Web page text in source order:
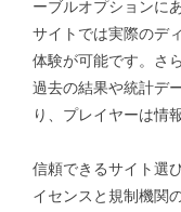
ーブルオプションに
サイトでは実際のデ
体験が可能です。さ
過去の結果や統計デ
り、プレイヤーは情
信頼できるサイト選
イセンスと規制機関